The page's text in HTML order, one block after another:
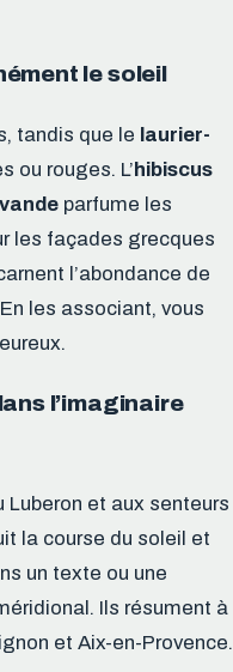
le soleil
tandis que le laurier-
ou rouges. L’hibiscus
parfume les
les façades grecques
l’abondance de
les associant, vous
l’imaginaire
et aux senteurs
la course du soleil et
un texte ou une
Ils résument à
et Aix-en-Provence.